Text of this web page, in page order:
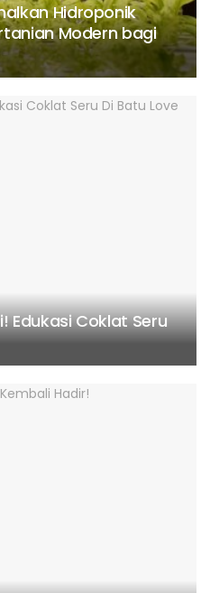
Hidroponik
Modern bagi
Edukasi Coklat Seru